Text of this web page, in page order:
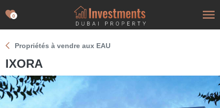
0
Propriétés à vendre aux EAU
IXORA